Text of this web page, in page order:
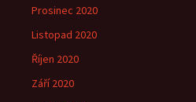
Prosinec 2020
Listopad 2020
Říjen 2020
Září 2020